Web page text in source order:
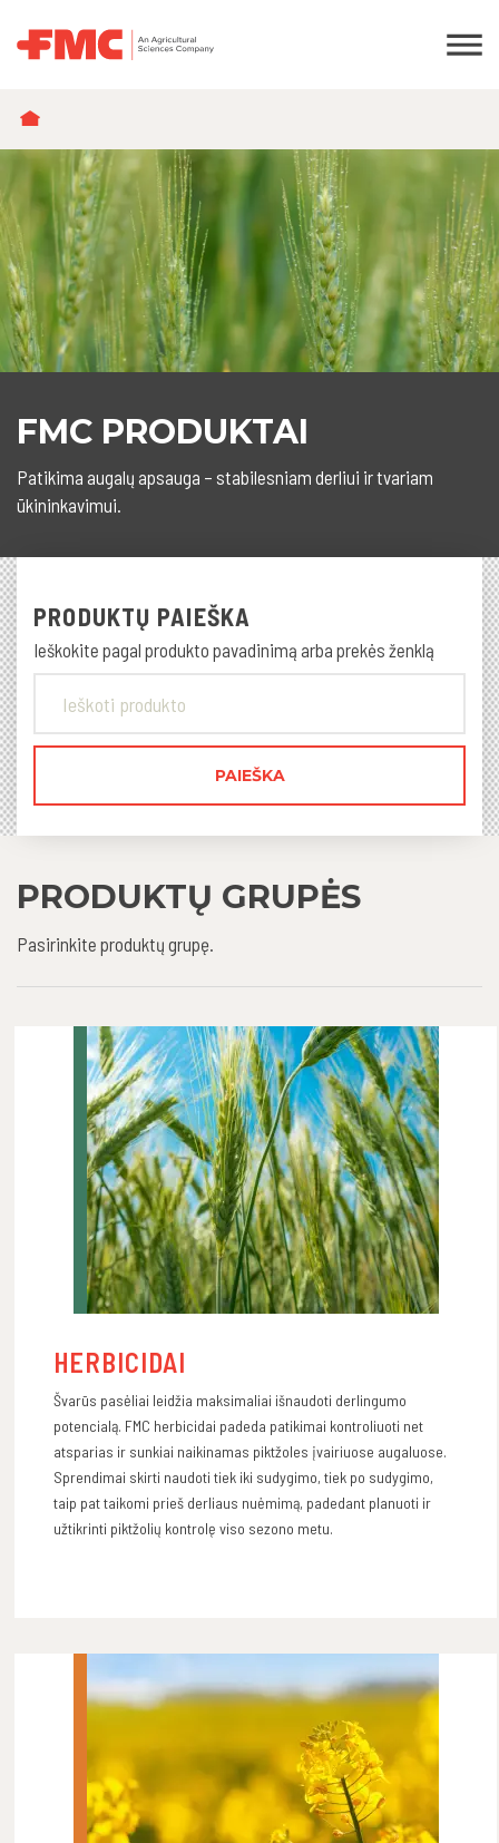
KELIAS
FMC PRODUKTAI
Patikima augalų apsauga – stabilesniam derliui ir tvariam
ūkininkavimui.
PRODUKTŲ PAIEŠKA
Ieškokite pagal produkto pavadinimą arba prekės ženklą
PRODUKTŲ GRUPĖS
Pasirinkite produktų grupę.
HERBICIDAI
Švarūs pasėliai leidžia maksimaliai išnaudoti derlingumo
potencialą. FMC herbicidai padeda patikimai kontroliuoti net
atsparias ir sunkiai naikinamas piktžoles įvairiuose augaluose.
Sprendimai skirti naudoti tiek iki sudygimo, tiek po sudygimo,
taip pat taikomi prieš derliaus nuėmimą, padedant planuoti ir
užtikrinti piktžolių kontrolę viso sezono metu.